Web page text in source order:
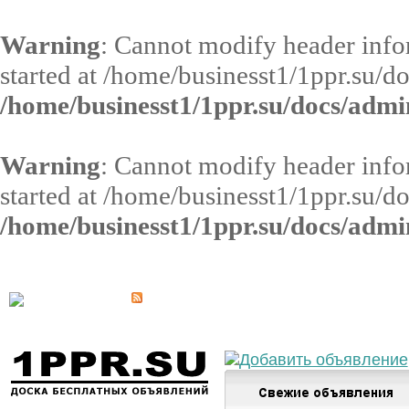
Warning: Cannot modify header
started at /home/businesst1/1ppr.su/
/home/businesst1/1ppr.su/docs/
Warning: Cannot modify header
started at /home/businesst1/1ppr.su/
/home/businesst1/1ppr.su/docs/